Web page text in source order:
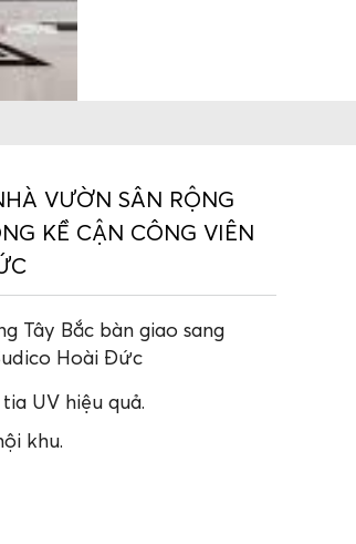
VƯỜN SÂN RỘNG
KỀ CẬN CÔNG VIÊN
Tây Bắc bàn giao sang
Hoài Đức
UV hiệu quả.
khu.